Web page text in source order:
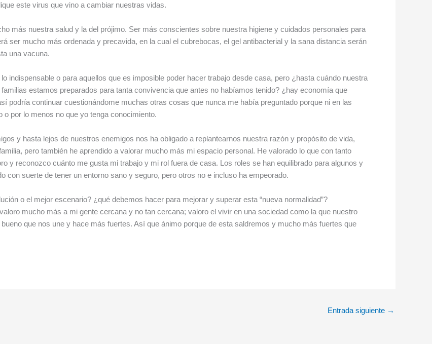
este virus que vino a cambiar nuestras vidas.
más nuestra salud y la del prójimo. Ser más conscientes sobre nuestra higiene y cuidados personales para
ser mucho más ordenada y precavida, en la cual el cubrebocas, el gel antibacterial y la sana distancia serán
una vacuna.
indispensable o para aquellos que es imposible poder hacer trabajo desde casa, pero ¿hasta cuándo nuestra
estamos preparados para tanta convivencia que antes no habíamos tenido? ¿hay economía que
podría continuar cuestionándome muchas otras cosas que nunca me había preguntado porque ni en las
por lo menos no que yo tenga conocimiento.
y hasta lejos de nuestros enemigos nos ha obligado a replantearnos nuestra razón y propósito de vida,
pero también he aprendido a valorar mucho más mi espacio personal. He valorado lo que con tanto
y reconozco cuánto me gusta mi trabajo y mi rol fuera de casa. Los roles se han equilibrado para algunos y
con suerte de tener un entorno sano y seguro, pero otros no e incluso ha empeorado.
o el mejor escenario? ¿qué debemos hacer para mejorar y superar esta “nueva normalidad”?
mucho más a mi gente cercana y no tan cercana; valoro el vivir en una sociedad como la que nuestro
que nos une y hace más fuertes. Así que ánimo porque de esta saldremos y mucho más fuertes que
Entrada siguiente →